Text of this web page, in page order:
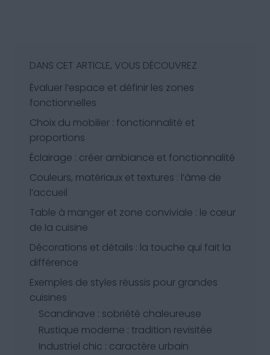
DANS CET ARTICLE, VOUS DÉCOUVREZ
Évaluer l’espace et définir les zones
fonctionnelles
Choix du mobilier : fonctionnalité et
proportions
Éclairage : créer ambiance et fonctionnalité
Couleurs, matériaux et textures : l’âme de
l’accueil
Table à manger et zone conviviale : le cœur
de la cuisine
Décorations et détails : la touche qui fait la
différence
Exemples de styles réussis pour grandes
cuisines
Scandinave : sobriété chaleureuse
Rustique moderne : tradition revisitée
Industriel chic : caractère urbain